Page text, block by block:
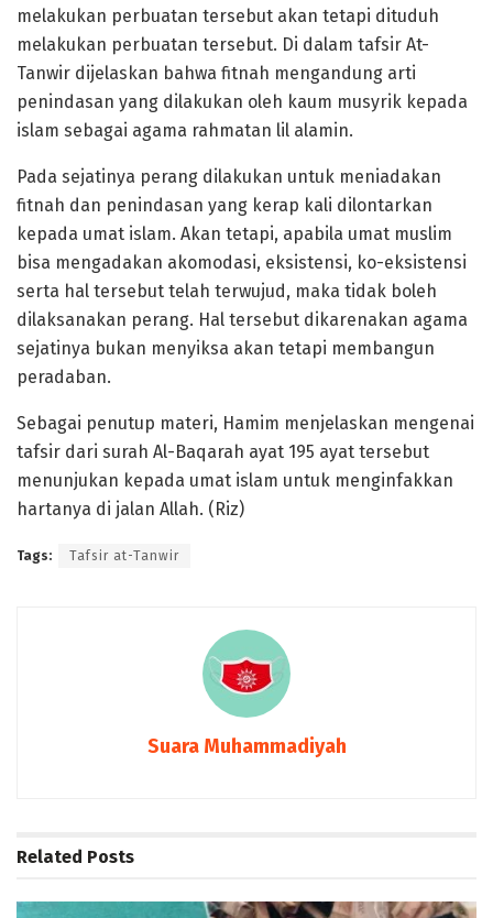
melakukan perbuatan tersebut akan tetapi dituduh
melakukan perbuatan tersebut. Di dalam tafsir At-
Tanwir dijelaskan bahwa fitnah mengandung arti
penindasan yang dilakukan oleh kaum musyrik kepada
islam sebagai agama rahmatan lil alamin.
Pada sejatinya perang dilakukan untuk meniadakan
fitnah dan penindasan yang kerap kali dilontarkan
kepada umat islam. Akan tetapi, apabila umat muslim
bisa mengadakan akomodasi, eksistensi, ko-eksistensi
serta hal tersebut telah terwujud, maka tidak boleh
dilaksanakan perang. Hal tersebut dikarenakan agama
sejatinya bukan menyiksa akan tetapi membangun
peradaban.
Sebagai penutup materi, Hamim menjelaskan mengenai
tafsir dari surah Al-Baqarah ayat 195 ayat tersebut
menunjukan kepada umat islam untuk menginfakkan
hartanya di jalan Allah. (Riz)
Tags: Tafsir at-Tanwir
Suara Muhammadiyah
Related Posts